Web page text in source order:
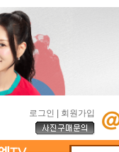
로그인 회원가입